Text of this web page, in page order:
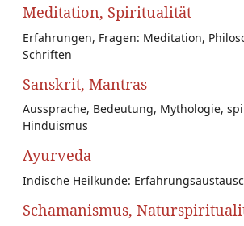
Meditation, Spiritualität
Erfahrungen, Fragen: Meditation,
Schriften
Sanskrit, Mantras
Aussprache, Bedeutung, Mythologie,
Hinduismus
Ayurveda
Indische Heilkunde:
Schamanismus,